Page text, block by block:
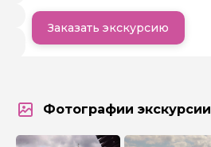
Заказать экскурсию
Фотографии экскурсии